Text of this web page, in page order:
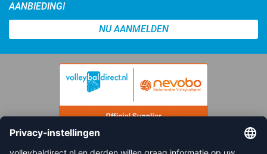
AANBIEDING!
NU AANMELDEN